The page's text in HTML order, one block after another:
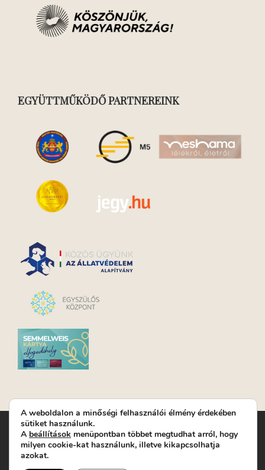
EGYÜTTMŰKÖDŐ PARTNEREINK
Turay Ida Színház Közhasznú Nonprofit Kft. | Működési
helyszín: Turay Ida Színház 1089 Budapest, Kálvária tér 6. |
Levelezési cím: 1089 Budapest, Kálvária tér 14. | Titkárság:
A weboldalon a minőségi felhasználói élmény érdekében
sütiket használunk.
A beállítások menüpontban többet megtudhat arról, hogy
milyen cookie-kat használunk, illetve kikapcsolhatja
azokat.